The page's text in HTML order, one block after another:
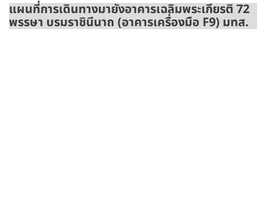
แผนที่การเดินทางมายังอาคารเฉลิมพระเกียรติ 72
พรรษา บรมราชินีนาถ (อาคารเครื่องมือ F9) มทส.